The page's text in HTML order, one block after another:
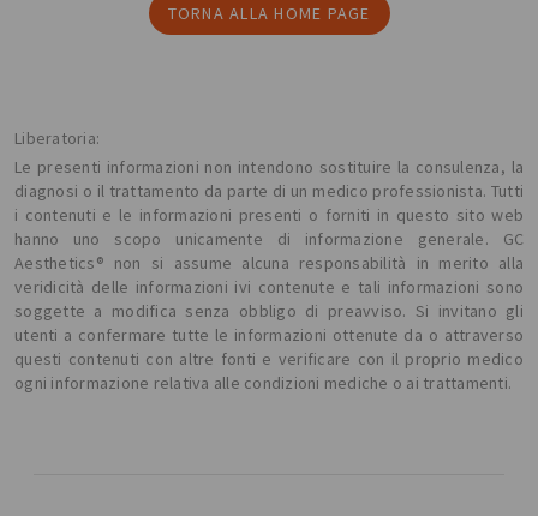
TORNA ALLA HOME PAGE
Liberatoria:
Le presenti informazioni non intendono sostituire la consulenza, la
diagnosi o il trattamento da parte di un medico professionista. Tutti
i contenuti e le informazioni presenti o forniti in questo sito web
hanno uno scopo unicamente di informazione generale. GC
Aesthetics® non si assume alcuna responsabilità in merito alla
veridicità delle informazioni ivi contenute e tali informazioni sono
soggette a modifica senza obbligo di preavviso. Si invitano gli
utenti a confermare tutte le informazioni ottenute da o attraverso
questi contenuti con altre fonti e verificare con il proprio medico
ogni informazione relativa alle condizioni mediche o ai trattamenti.